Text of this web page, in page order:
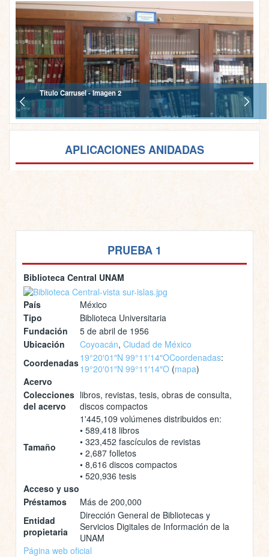
Titulo Carrusel - Imagen 2
APLICACIONES ANIDADAS
PRUEBA 1
Biblioteca Central UNAM
País
México
Tipo
Biblioteca Universitaria
Fundación
5 de abril de 1956
Ubicación
Coyoacán, Ciudad de México
Coordenadas19°20′01″N 99°11′14″OCoordenadas:
19°20′01″N 99°11′14″O (mapa)
Acervo
Colecciones
del acervo
libros, revistas, tesis, obras de consulta,
discos compactos
Tamaño
1'445,109 volúmenes distribuidos en:
• 589,418 libros
• 323,452 fascículos de revistas
• 2,687 folletos
• 8,616 discos compactos
• 520,936 tesis
Acceso y uso
Préstamos
Más de 200,000
Entidad
propietaria
Dirección General de Bibliotecas y
Servicios Digitales de Información de la
UNAM
Página web oficial